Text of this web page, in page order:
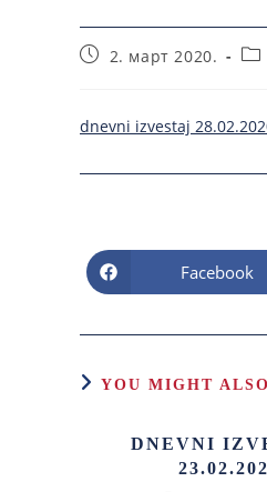
2. март 2020.
dnevni izvestaj
Facebook
YOU MIGHT
DNEVNI